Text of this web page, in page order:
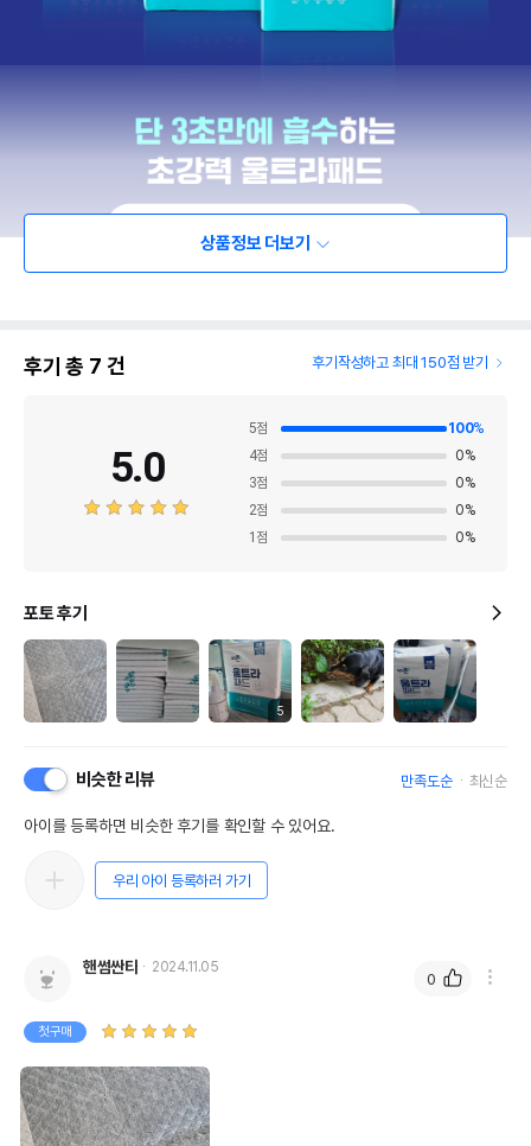
상품정보 더보기
후기 총 7 건 후기작성하고 최대 150점 받기
5.0
5점 100%
4점 0%
3점 0%
2점 0%
1 점 0%
포토 후기
5
비슷한 리뷰 만족도순 최신순
아이를 등록하면 비슷한 후기를 확인할 수 있어요.
우리 아이 등록하러 가기
핸썸싼타 2024.11.05
첫구매
0